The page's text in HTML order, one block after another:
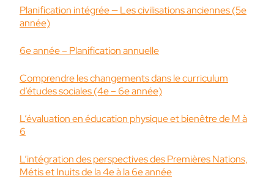
Planification intégrée — Les civilisations anciennes (5e
année)
6e année – Planification annuelle
Comprendre les changements dans le curriculum
d’études sociales (4e – 6e année)
L’évaluation en éducation physique et bienêtre de M à
6
L’intégration des perspectives des Premières Nations,
Métis et Inuits de la 4e à la 6e année